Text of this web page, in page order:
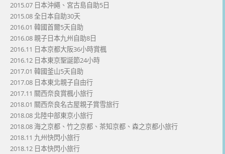
2015.07 日本沖繩、宮古島自助5日
2015.08 全日本自助30天
2016.01 韓國首爾5天自助
2016.08 親子日本九州自助8日
2016.11 日本京都大阪36小時賞楓
2016.12 日本東京聖誕節24小時
2017.01 韓國釜山5天自助
2017.08 日本東北親子自由行
2017.11 關西奈良賞楓小旅行
2018.01 關西奈良名古屋親子賞雪旅行
2018.08 北陸中部東京小旅行
2018.08 海之京都、竹之京都、茶知京都、森之京都小旅行
2018.11 九州快閃小旅行
2018.12 日本快閃小旅行